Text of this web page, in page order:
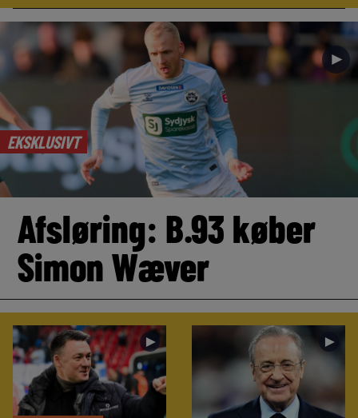
EKSKLUSIVT
►
Afsløring: B.93 køber
Simon Wæver
► ►